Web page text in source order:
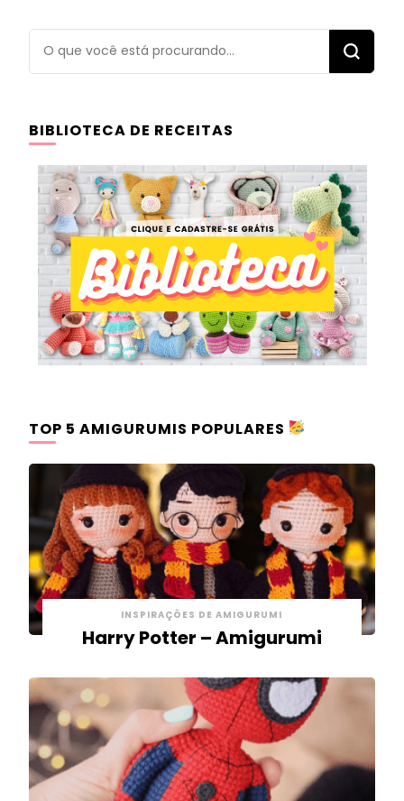
Procurando
algo?
BIBLIOTECA DE RECEITAS
TOP 5 AMIGURUMIS POPULARES
INSPIRAÇÕES DE AMIGURUMI
Harry Potter – Amigurumi